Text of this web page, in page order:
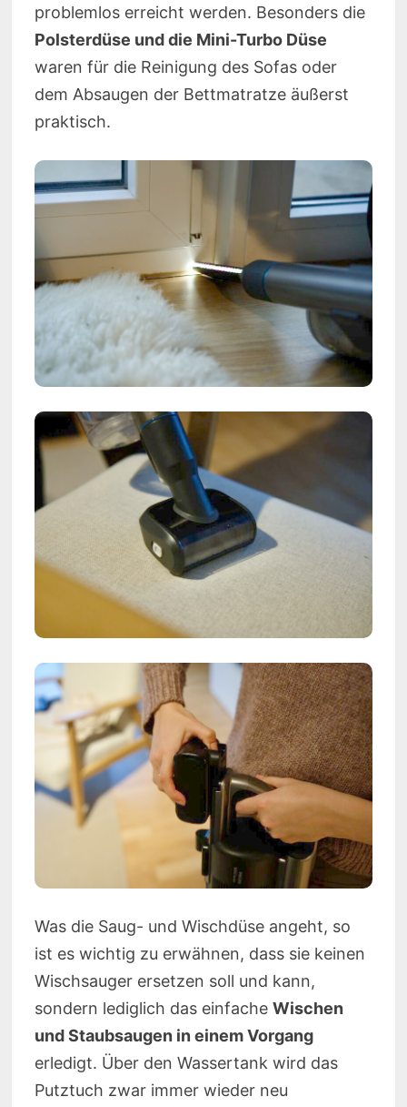
problemlos erreicht werden. Besonders die
Polsterdüse und die Mini-Turbo Düse
waren für die Reinigung des Sofas oder
dem Absaugen der Bettmatratze äußerst
praktisch.
Was die Saug- und Wischdüse angeht, so
ist es wichtig zu erwähnen, dass sie keinen
Wischsauger ersetzen soll und kann,
sondern lediglich das einfache Wischen
und Staubsaugen in einem Vorgang
erledigt. Über den Wassertank wird das
Putztuch zwar immer wieder neu